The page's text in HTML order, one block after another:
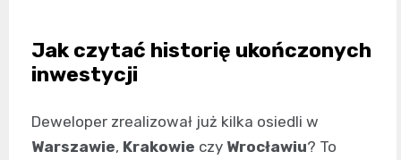
Jak czytać historię ukończonych
inwestycji
Deweloper zrealizował już kilka osiedli w
Warszawie, Krakowie czy Wrocławiu? To